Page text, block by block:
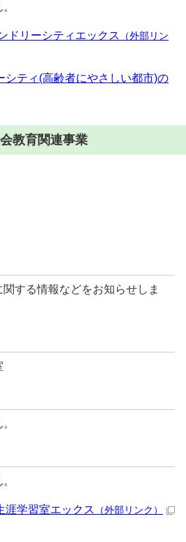
ドリーシティエックス
（外部リン
シティ(高齢者にやさしい都市)の
教育関連事業
する情報などをお知らせしま
涯学習室エックス （外部リンク）